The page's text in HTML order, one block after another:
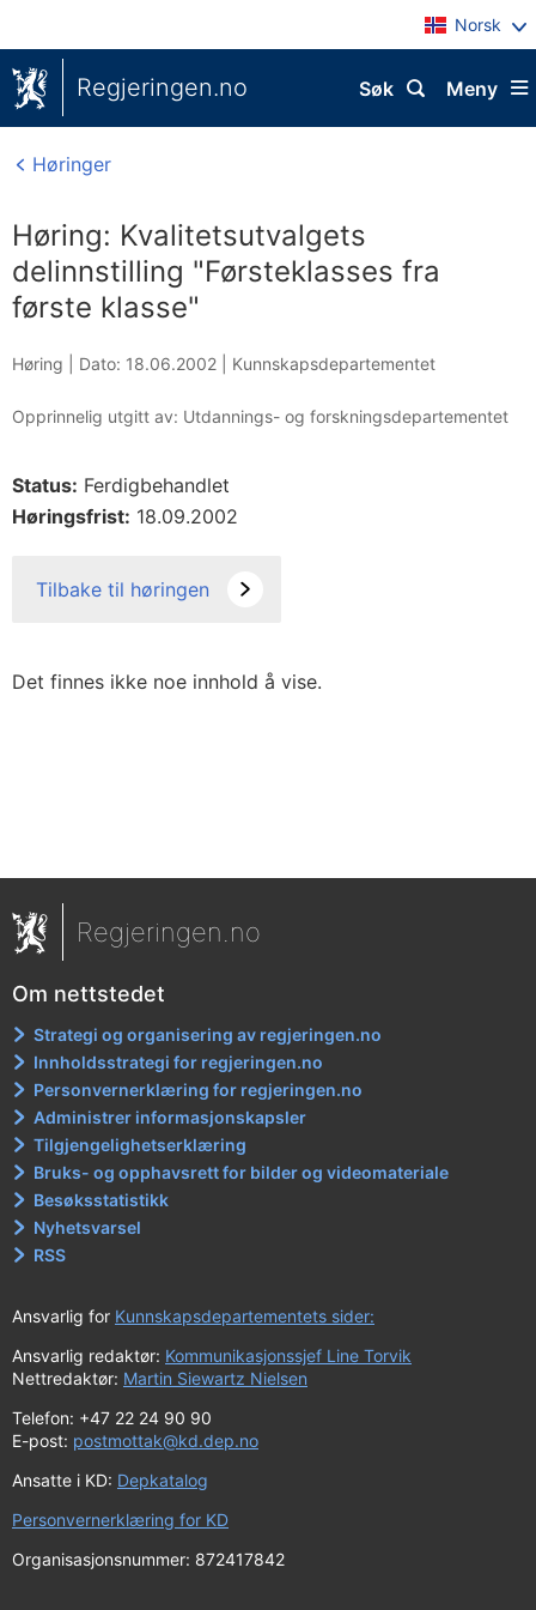
Norsk
Regjeringen.no Meny
Søk
Høringer
Høring: Kvalitetsutvalgets
delinnstilling "Førsteklasses fra
første klasse"
Høring | Dato: 18.06.2002 Kunnskapsdepartementet
Opprinnelig utgitt av: Utdannings- og forskningsdepartementet
Status: Ferdigbehandlet
Høringsfrist: 18.09.2002
Tilbake til høringen
Det finnes ikke noe innhold å vise.
Regjeringen.no
Om nettstedet
Strategi og organisering av regjeringen.no
Innholdsstrategi for regjeringen.no
Personvernerklæring for regjeringen.no
Administrer informasjonskapsler
Tilgjengelighetserklæring
Bruks- og opphavsrett for bilder og videomateriale
Besøksstatistikk
Nyhetsvarsel
RSS
Ansvarlig for Kunnskapsdepartementets sider:
Ansvarlig redaktør: Kommunikasjonssjef Line Torvik
Nettredaktør: Martin Siewartz Nielsen
Telefon: +47 22 24 90 90
E-post: postmottak@kd.dep.no
Ansatte i KD: Depkatalog
Personvernerklæring for KD
Organisasjonsnummer: 872417842